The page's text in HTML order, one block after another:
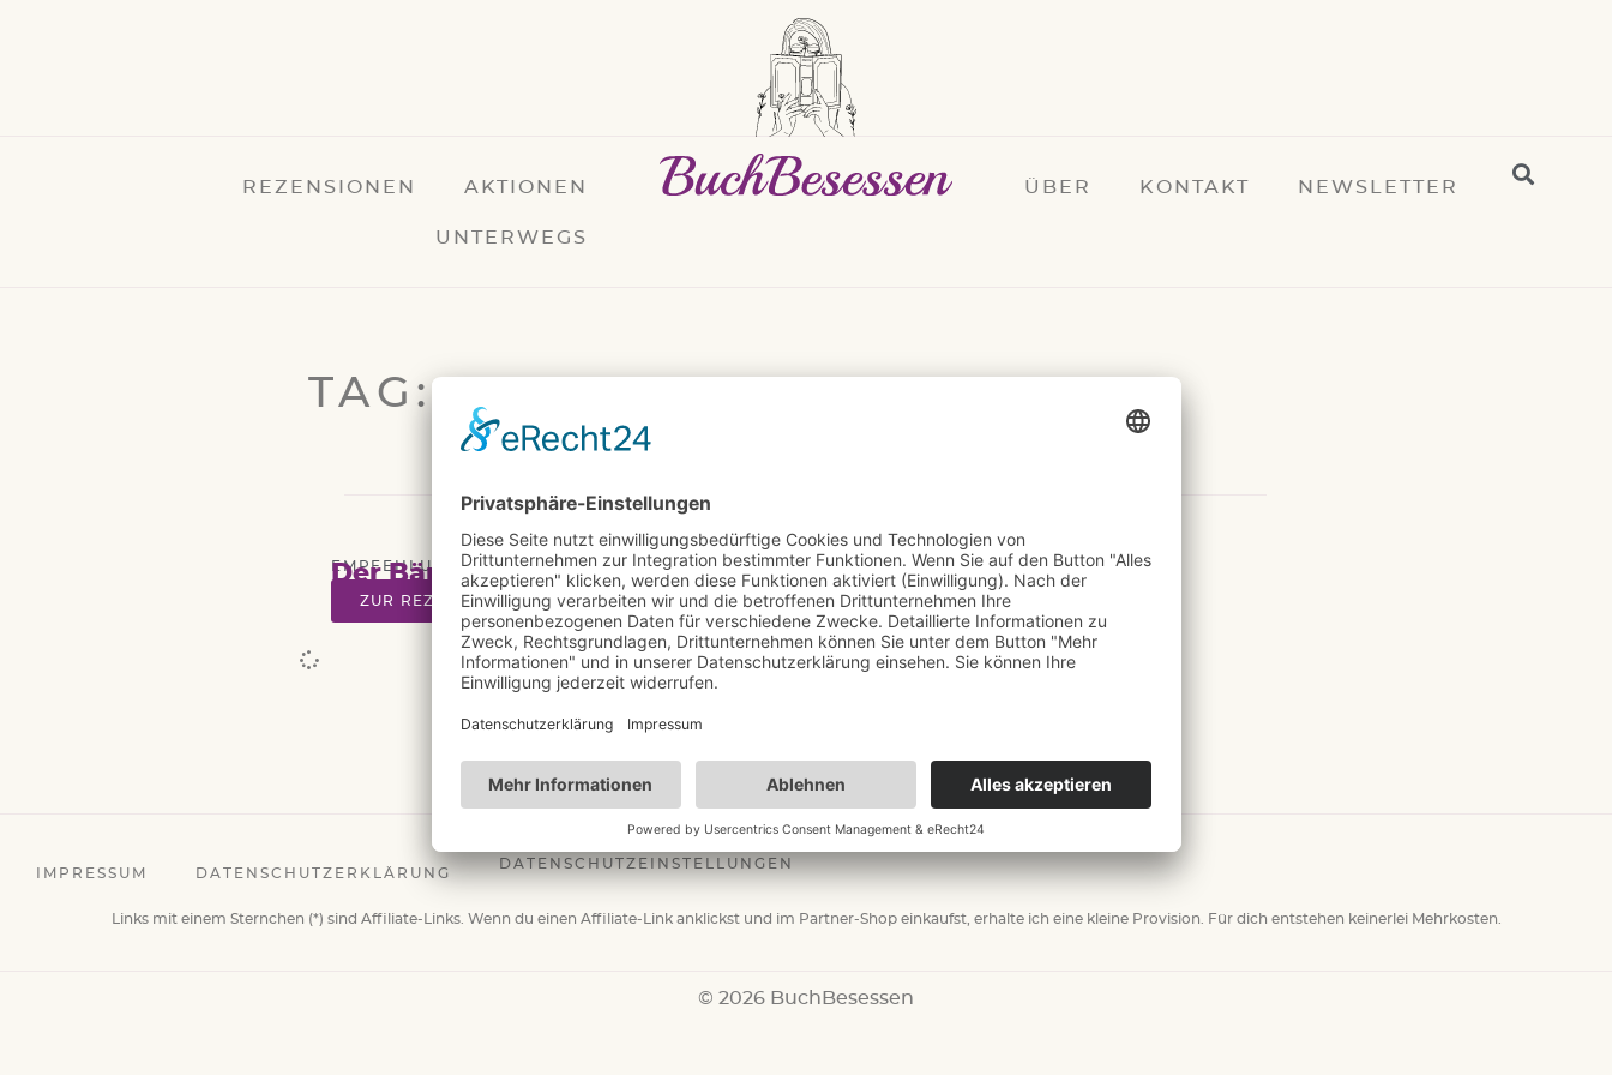
REZENSIONEN AKTIONEN
UNTERWEGS
ÜBER KONTAKT NEWSLETTER
TAG: 19. JANUAR 2023
EMPFEHLUNG ,FANTASY,HISTORISCHER ROMAN,ROMAN
Der Bär und die Nachtigall – Katherine Arden
ZUR REZENSION
IMPRESSUM DATENSCHUTZERKLÄRUNG
DATENSCHUTZEINSTELLUNGEN
Links mit einem Sternchen (*) sind Affiliate-Links. Wenn du einen Affiliate-Link anklickst und im Partner-Shop einkaufst, erhalte ich eine kleine Provision. Für dich entstehen keinerlei Mehrkosten.
© 2026 BuchBesessen